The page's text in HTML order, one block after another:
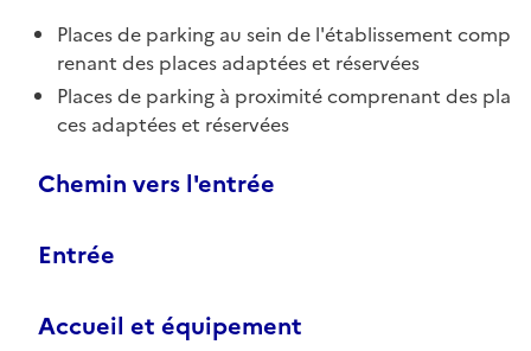
Places de parking au sein de l'établissement comp
renant des places adaptées et réservées
Places de parking à proximité comprenant des pla
ces adaptées et réservées
Chemin vers l'entrée
Entrée
Accueil et équipement